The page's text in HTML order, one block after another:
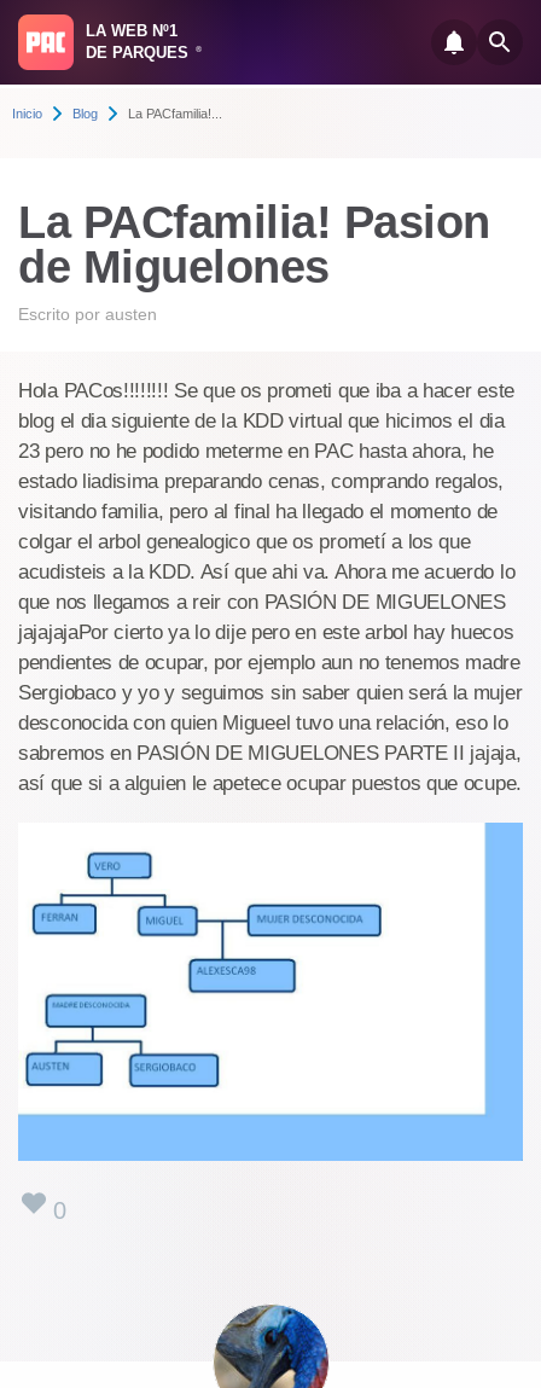
LA WEB Nº1
DE PARQUES
®
Inicio Blog La PACfamilia!...
La PACfamilia! Pasion
de Miguelones
Escrito por austen
Hola PACos!!!!!!!! Se que os prometi que iba a hacer este
blog el dia siguiente de la KDD virtual que hicimos el dia
23 pero no he podido meterme en PAC hasta ahora, he
estado liadisima preparando cenas, comprando regalos,
visitando familia, pero al final ha llegado el momento de
colgar el arbol genealogico que os prometí a los que
acudisteis a la KDD. Así que ahi va. Ahora me acuerdo lo
que nos llegamos a reir con PASIÓN DE MIGUELONES
jajajajaPor cierto ya lo dije pero en este arbol hay huecos
pendientes de ocupar, por ejemplo aun no tenemos madre
Sergiobaco y yo y seguimos sin saber quien será la mujer
desconocida con quien Migueel tuvo una relación, eso lo
sabremos en PASIÓN DE MIGUELONES PARTE II jajaja,
así que si a alguien le apetece ocupar puestos que ocupe.
0